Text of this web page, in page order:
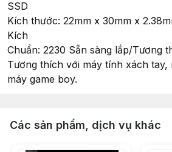
SSD
Kích thước: 22mm x 30mm x
Kích
Chuẩn: 2230 Sẵn sàng lắp/Tương
Tương thích với máy tính xách tay,
máy game boy.
Các sản phẩm, dịch vụ khác